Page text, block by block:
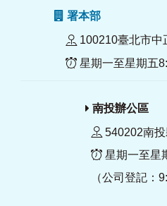
署本部
100210臺北市中
星期一至星期五
南投辦公區
540202南
星期一至星
（公司登記：